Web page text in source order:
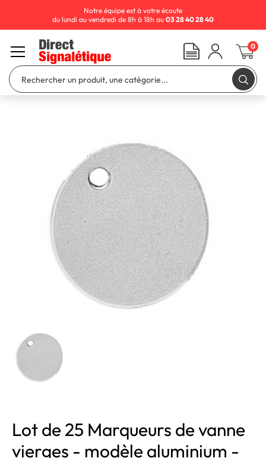
Lot de 25 Marqueurs de vanne
vierges - modèle aluminium -
Notre équipe est à votre écoute
du lundi au vendredi de 8h à 18h au 03 28 40 28 40
0